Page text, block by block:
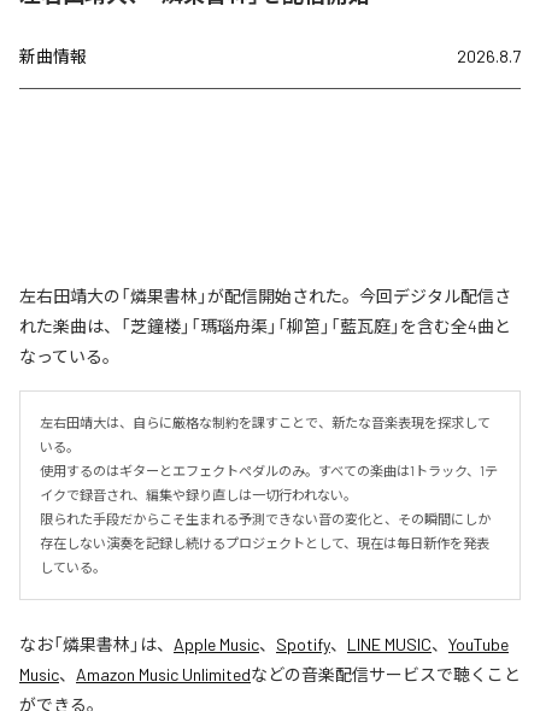
新曲情報 2026.8.7
左右田靖大の「燐果書林」が配信開始された。今回デジタル配信さ
れた楽曲は、「芝鐘楼」「瑪瑙舟渠」「柳筥」「藍瓦庭」を含む全4曲と
なっている。
左右田靖大は、自らに厳格な制約を課すことで、新たな音楽表現を探求して
いる。
使用するのはギターとエフェクトペダルのみ。すべての楽曲は1トラック、1テ
イクで録音され、編集や録り直しは一切行われない。
限られた手段だからこそ生まれる予測できない音の変化と、その瞬間にしか
存在しない演奏を記録し続けるプロジェクトとして、現在は毎日新作を発表
している。
なお「燐果書林 」は、 Apple Music、 Spotify、 LINE MUSIC、 YouTube
Music、 Amazon Music Unlimitedなどの音楽配信サービスで聴くこと
ができる。